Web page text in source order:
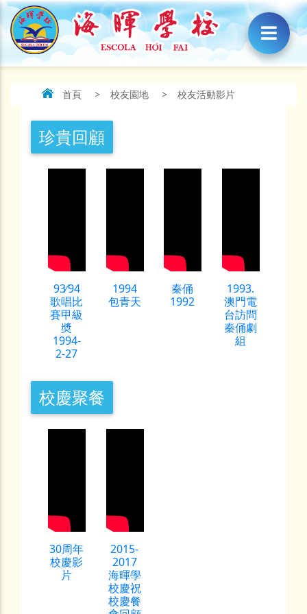
首頁 > 校友園地 > 校友活動影片
珍貴回顧
93∕94
歌唱比
賽甲級
奬
1994-
2-27
1994
包青天
秦俑
1992
1993.
澳門電
台訪問
秦俑劇
組
校慶聚餐
30周年
校慶影
片
2015-
2017
海暉學
校慶祝
校慶餐